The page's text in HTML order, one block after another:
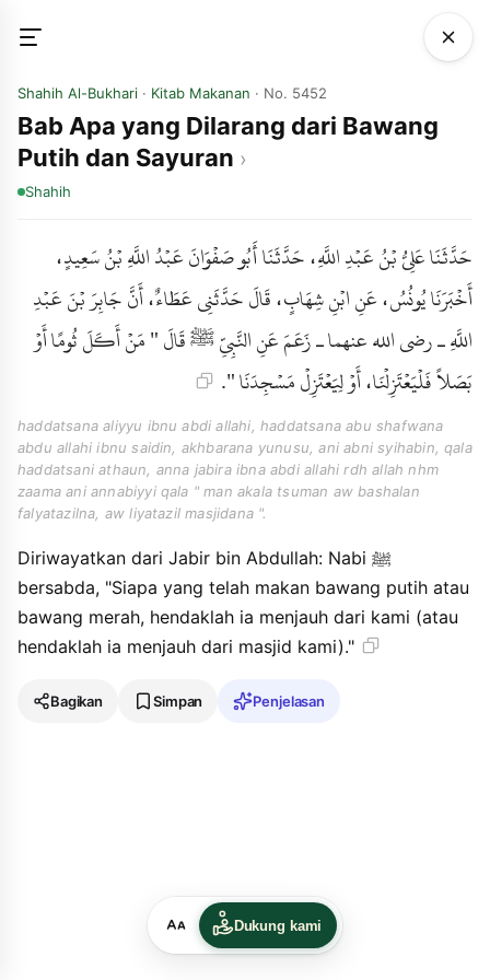
Shahih Al-Bukhari · Kitab Makanan · No. 5452
Bab Apa yang Dilarang dari Bawang
Putih dan Sayuran
Shahih
حَدَّثَنَا عَلِيُّ بْنُ عَبْدِ اللَّهِ، حَدَّثَنَا أَبُو صَفْوَانَ عَبْدُ اللَّهِ بْنُ سَعِيدٍ،
أَخْبَرَنَا يُونُسُ، عَنِ ابْنِ شِهَابٍ، قَالَ حَدَّثَنِي عَطَاءٌ، أَنَّ جَابِرَ بْنَ عَبْدِ
اللَّهِ ـ رضى الله عنهما ـ زَعَمَ عَنِ النَّبِيِّ ﷺ قَالَ " مَنْ أَكَلَ ثُومًا أَوْ
بَصَلاً فَلْيَعْتَزِلْنَا، أَوْ لِيَعْتَزِلْ مَسْجِدَنَا ".
haddatsana aliyyu ibnu abdi allahi, haddatsana abu shafwana
abdu allahi ibnu saidin, akhbarana yunusu, ani abni syihabin, qala
haddatsani athaun, anna jabira ibna abdi allahi rdh allah nhm
zaama ani annabiyyi qala " man akala tsuman aw bashalan
falyatazilna, aw liyatazil masjidana ".
Diriwayatkan dari Jabir bin Abdullah: Nabi ﷺ
bersabda, "Siapa yang telah makan bawang putih atau
bawang merah, hendaklah ia menjauh dari kami (atau
hendaklah ia menjauh dari masjid kami)."
Bagikan Simpan Penjelasan
Dukung kami